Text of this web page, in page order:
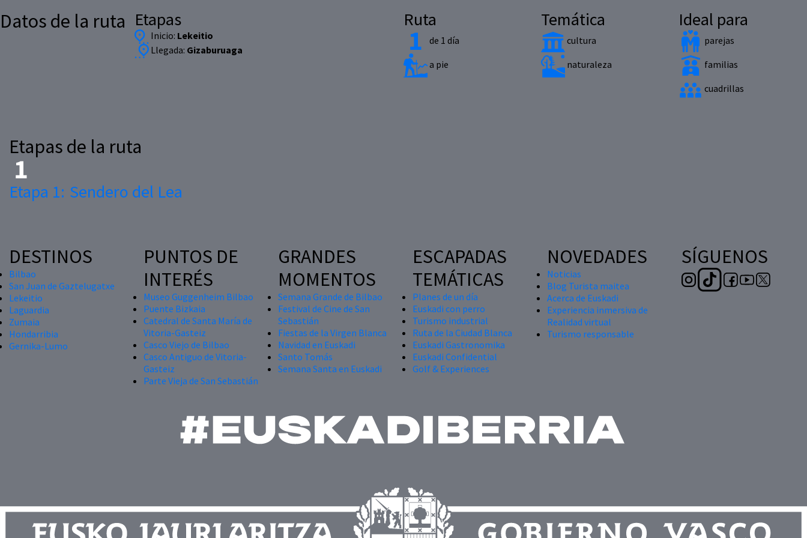
Datos de la ruta Etapas
Inicio: Lekeitio
Llegada: Gizaburuaga
Ruta
de 1 día
a pie
Temática
cultura
naturaleza
Ideal para
parejas
familias
cuadrillas
Etapas de la ruta
Etapa 1: Sendero del Lea
DESTINOS
Bilbao
San Juan de Gaztelugatxe
Lekeitio
Laguardia
Zumaia
Hondarribia
Gernika-Lumo
PUNTOS DE
INTERÉS
Museo Guggenheim Bilbao
Puente Bizkaia
Catedral de Santa María de
Vitoria-Gasteiz
Casco Viejo de Bilbao
Casco Antiguo de Vitoria-
Gasteiz
Parte Vieja de San Sebastián
GRANDES
MOMENTOS
Semana Grande de Bilbao
Festival de Cine de San
Sebastián
Fiestas de la Virgen Blanca
Navidad en Euskadi
Santo Tomás
Semana Santa en Euskadi
ESCAPADAS
TEMÁTICAS
Planes de un día
Euskadi con perro
Turismo industrial
Ruta de la Ciudad Blanca
Euskadi Gastronomika
Euskadi Confidential
Golf & Experiences
NOVEDADES
Noticias
Blog Turista maitea
Acerca de Euskadi
Experiencia inmersiva de
Realidad virtual
Turismo responsable
SÍGUENOS